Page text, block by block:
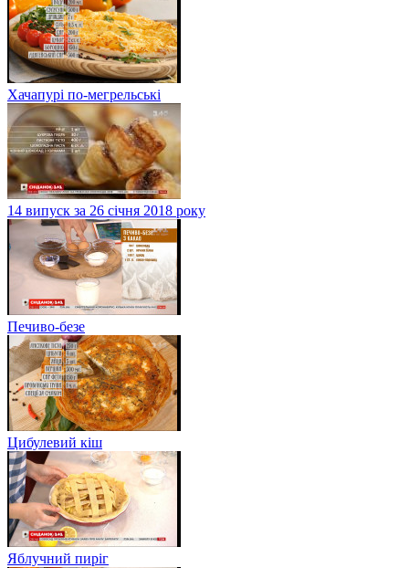
Хачапурі по-мегрельські
14 випуск за 26 січня 2018 року
Печиво-безе
Цибулевий кіш
Яблучний пиріг